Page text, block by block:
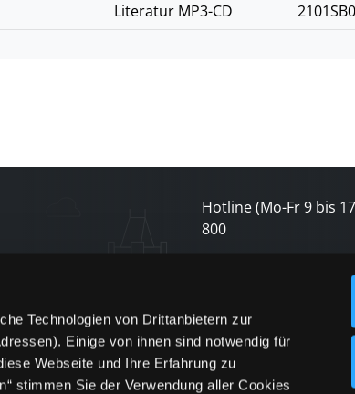
Technologien von Drittanbietern zur
Einige von ihnen sind notwendig für
Webseite und Ihre Erfahrung zu
stimmen Sie der Verwendung aller Cookies
Literatur MP3-CD
Hotline (Mo-Fr 9 bis
800
und keine
jetzt abonnieren